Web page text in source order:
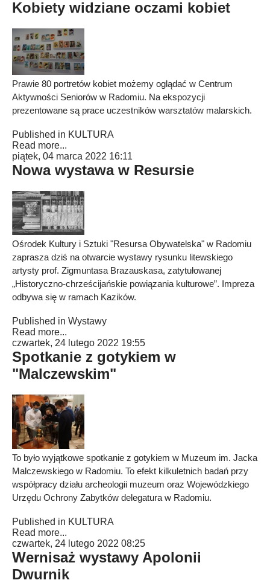
Kobiety widziane oczami kobiet
Prawie 80 portretów kobiet możemy oglądać w Centrum
Aktywności Seniorów w Radomiu. Na ekspozycji
prezentowane są prace uczestników warsztatów malarskich.
Published in KULTURA
Read more...
piątek, 04 marca 2022 16:11
Nowa wystawa w Resursie
Ośrodek Kultury i Sztuki "Resursa Obywatelska" w Radomiu
zaprasza dziś na otwarcie wystawy rysunku litewskiego
artysty prof. Zigmuntasa Brazauskasa, zatytułowanej
„Historyczno-chrześcijańskie powiązania kulturowe”. Impreza
odbywa się w ramach Kazików.
Published in Wystawy
Read more...
czwartek, 24 lutego 2022 19:55
Spotkanie z gotykiem w
"Malczewskim"
To było wyjątkowe spotkanie z gotykiem w Muzeum im. Jacka
Malczewskiego w Radomiu. To efekt kilkuletnich badań przy
współpracy działu archeologii muzeum oraz Wojewódzkiego
Urzędu Ochrony Zabytków delegatura w Radomiu.
Published in KULTURA
Read more...
czwartek, 24 lutego 2022 08:25
Wernisaż wystawy Apolonii
Dwurnik